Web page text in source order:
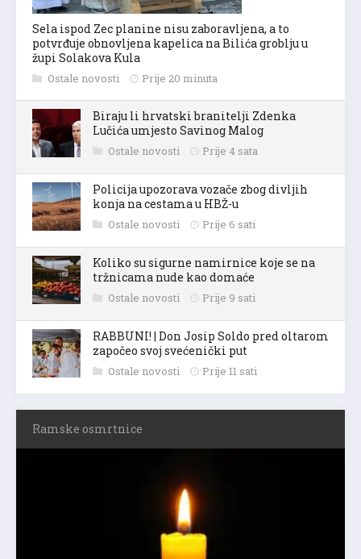
Sela ispod Zec planine nisu zaboravljena, a to
potvrđuje obnovljena kapelica na Bilića groblju u
župi Solakova Kula
Ostale novosti Prije 20 minuta
Biraju li hrvatski branitelji Zdenka
Lučića umjesto Savinog Malog
Ostale novosti Prije 4 sata
Policija upozorava vozače zbog divljih
konja na cestama u HBŽ-u
Ostale novosti Prije 6 sati
Koliko su sigurne namirnice koje se na
tržnicama nude kao domaće
Ostale novosti Prije 9 sati
RABBUNI! | Don Josip Soldo pred oltarom
započeo svoj svećenički put
Ostale novosti Prije 11 sati
Ramske osmrtnice